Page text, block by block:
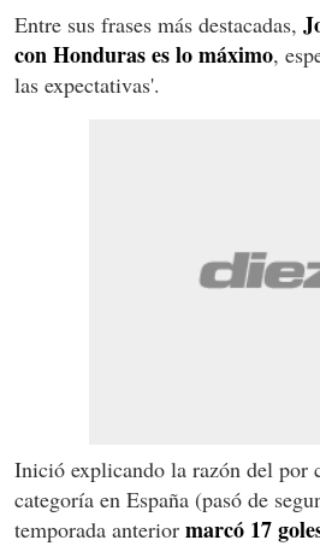
Entre sus frases más destacadas,
con Honduras es lo máximo,
las expectativas'.
Inició explicando la razón del por
categoría en España (pasó de
temporada anterior marcó 17